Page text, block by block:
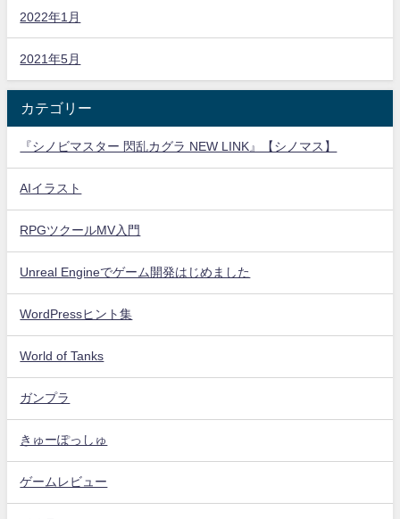
2022年1月
2021年5月
カテゴリー
『シノビマスター 閃乱カグラ NEW LINK』【シノマス】
AIイラスト
RPGツクールMV入門
Unreal Engineでゲーム開発はじめました
WordPressヒント集
World of Tanks
ガンプラ
きゅーぽっしゅ
ゲームレビュー